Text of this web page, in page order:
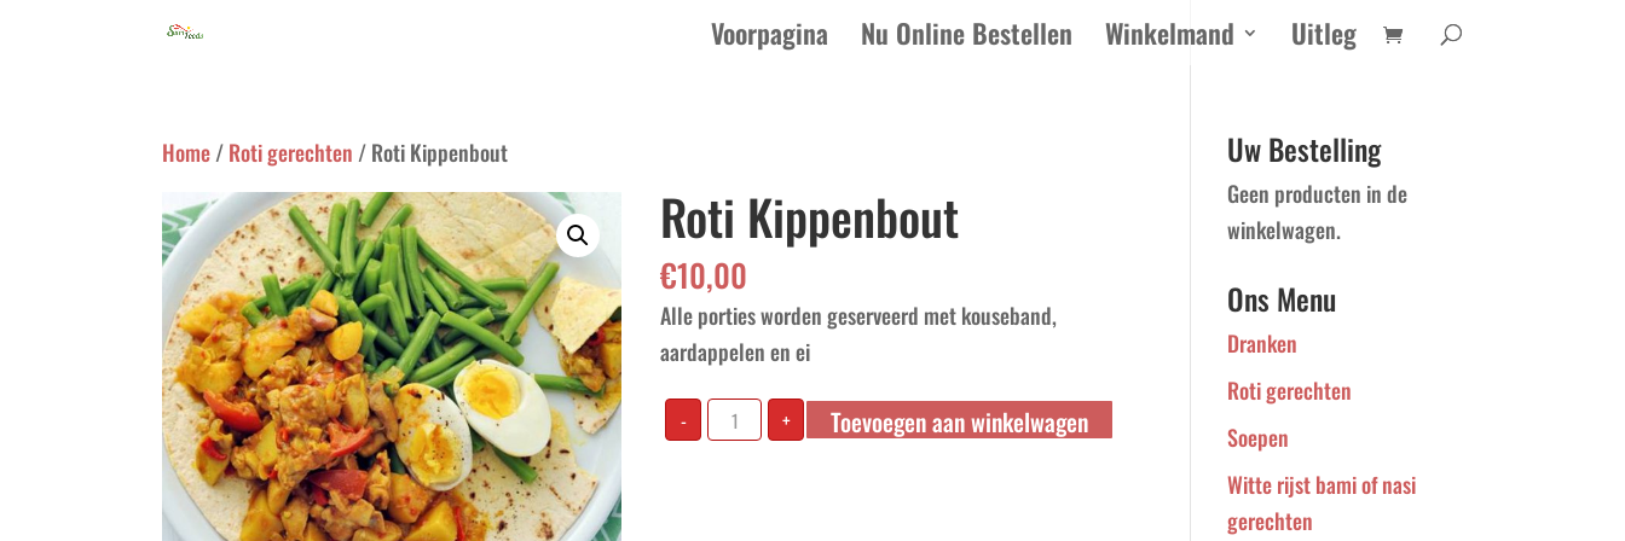
Voorpagina Nu Online Bestellen Winkelmand Uitleg
Home/Roti gerechten / Roti Kippenbout
Roti Kippenbout
€10,00
Alle porties worden geserveerd met kouseband,
aardappelen en ei
- Roti
Kippenbout
aantal
+ Toevoegen aan winkelwagen
Uw Bestelling
Geen producten in de
winkelwagen.
Ons Menu
Dranken
Roti gerechten
Soepen
Witte rijst bami of nasi
gerechten